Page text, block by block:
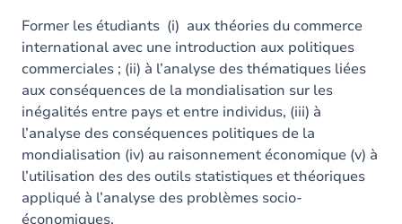
Former les étudiants (i) aux théories du commerce
international avec une introduction aux politiques
commerciales ; (ii) à l’analyse des thématiques liées
aux conséquences de la mondialisation sur les
inégalités entre pays et entre individus, (iii) à
l’analyse des conséquences politiques de la
mondialisation (iv) au raisonnement économique (v) à
l’utilisation des des outils statistiques et théoriques
appliqué à l’analyse des problèmes socio-
économiques.